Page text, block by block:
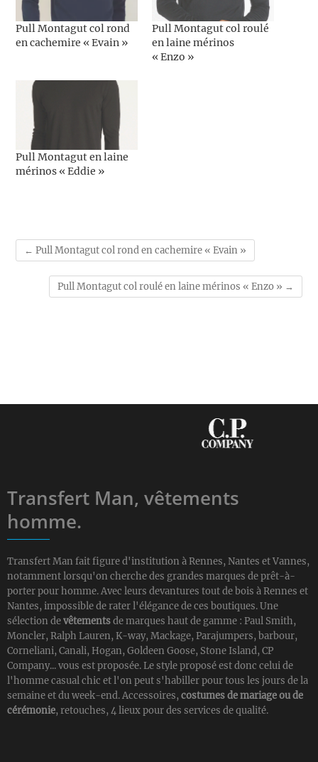
Pull Montagut col rond
en cachemire « Evain »
Pull Montagut col roulé
en laine mérinos
« Enzo »
Pull Montagut en laine
mérinos « Eddie »
← Pull Montagut col rond en cachemire « Evain »
Pull Montagut col roulé en laine mérinos « Enzo » →
Transfert Man, vêtements
homme.
Transfert Man fait figure d'institution à Rennes, Nantes et Vannes,
notamment lorsqu'on cherche des grandes marques de prêt-à-
porter pour homme. Avec leurs devantures tout de bois à Rennes et
Nantes, impossible de rater l'élégance de ces boutiques. Une
sélection devêtementsde marques haut de gamme : Paul Smith,
Moncler, Ralph Lauren, K-way, Mackage, Parajumpers, barbour,
Corneliani, Canali, Hogan, Goldeen Goose, Stone Island, CP
Company... vous est proposée. Le style proposé est donc celui de
l'homme casual chic et l'on peut s'habiller pour tous les jours de la
semaine et du week-end. Accessoires, costumes de mariage ou de
cérémonie, retouches, 4 lieux pour des services de qualité.